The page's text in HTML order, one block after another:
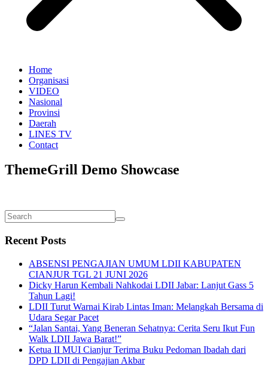
Home
Organisasi
VIDEO
Nasional
Provinsi
Daerah
LINES TV
Contact
ThemeGrill Demo Showcase
Recent Posts
ABSENSI PENGAJIAN UMUM LDII KABUPATEN
CIANJUR TGL 21 JUNI 2026
Dicky Harun Kembali Nahkodai LDII Jabar: Lanjut Gass 5
Tahun Lagi!
LDII Turut Warnai Kirab Lintas Iman: Melangkah Bersama di
Udara Segar Pacet
“Jalan Santai, Yang Beneran Sehatnya: Cerita Seru Ikut Fun
Walk LDII Jawa Barat!”
Ketua II MUI Cianjur Terima Buku Pedoman Ibadah dari
DPD LDII di Pengajian Akbar